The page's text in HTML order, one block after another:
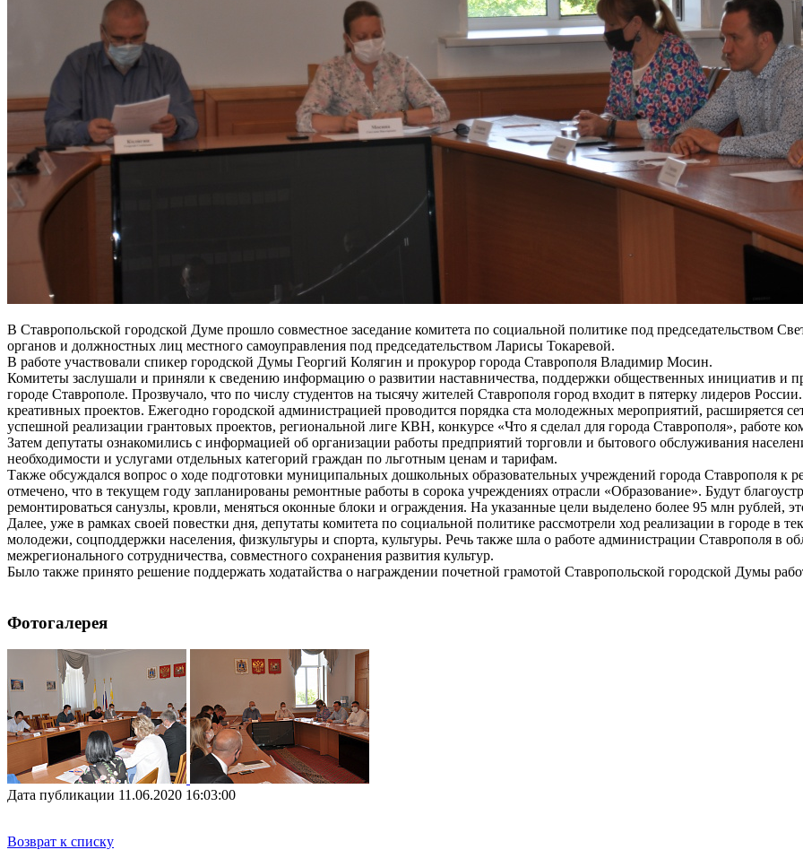
В Ставропольской городской Думе прошло совместное заседание комитета по социальной политике под председательством
органов и должностных лиц местного самоуправления под председательством Ларисы Токаревой.
В работе участвовали спикер городской Думы Георгий Колягин и прокурор города Ставрополя Владимир Мосин.
Комитеты заслушали и приняли к сведению информацию о развитии наставничества, поддержки общественных инициатив и
городе Ставрополе. Прозвучало, что по числу студентов на тысячу жителей Ставрополя город входит в пятерку лидеров
креативных проектов. Ежегодно городской администрацией проводится порядка ста молодежных мероприятий, расширяется
успешной реализации грантовых проектов, региональной лиге КВН, конкурсе «Что я сделал для города Ставрополя», работе
Затем депутаты ознакомились с информацией об организации работы предприятий торговли и бытового обслуживания
необходимости и услугами отдельных категорий граждан по льготным ценам и тарифам.
Также обсуждался вопрос о ходе подготовки муниципальных дошкольных образовательных учреждений города Ставрополя
отмечено, что в текущем году запланированы ремонтные работы в сорока учреждениях отрасли «Образование». Будут
ремонтироваться санузлы, кровли, меняться оконные блоки и ограждения. На указанные цели выделено более 95 млн рублей,
Далее, уже в рамках своей повестки дня, депутаты комитета по социальной политике рассмотрели ход реализации в городе
молодежи, соцподдержки населения, физкультуры и спорта, культуры. Речь также шла о работе администрации Ставрополя в
межрегионального сотрудничества, совместного сохранения развития культур.
Было также принято решение поддержать ходатайства о награждении почетной грамотой Ставропольской городской Думы
Фотогалерея
Дата публикации 11.06.2020 16:03:00
Возврат к списку